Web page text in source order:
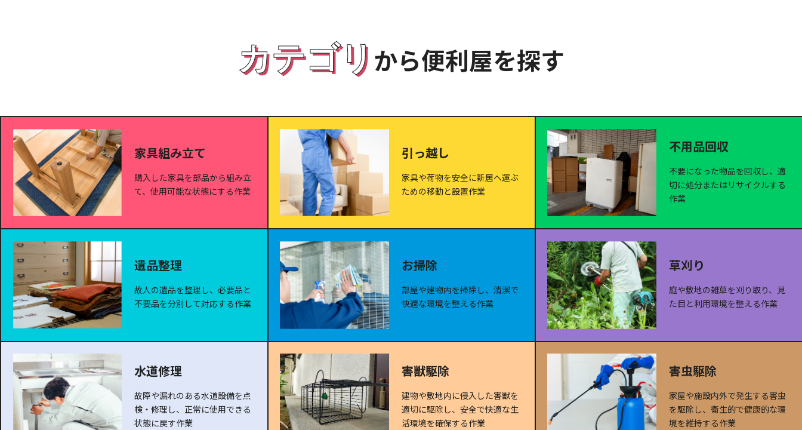
カテゴリから便利屋を探す
家具組み立て
購入した家具を部品から組み立
て、使用可能な状態にする作業
引っ越し
家具や荷物を安全に新居へ運ぶ
ための移動と設置作業
不用品回収
不要になった物品を回収し、適
切に処分またはリサイクルする
作業
遺品整理
故人の遺品を整理し、必要品と
不要品を分別して対応する作業
お掃除
部屋や建物内を掃除し、清潔で
快適な環境を整える作業
草刈り
庭や敷地の雑草を刈り取り、見
た目と利用環境を整える作業
水道修理
故障や漏れのある水道設備を点
検・修理し、正常に使用できる
状態に戻す作業
害獣駆除
建物や敷地内に侵入した害獣を
適切に駆除し、安全で快適な生
活環境を確保する作業
害虫駆除
家屋や施設内外で発生する害虫
を駆除し、衛生的で健康的な環
境を維持する作業